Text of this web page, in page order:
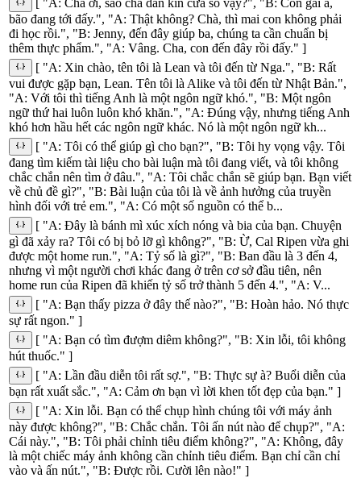
bão đang tới đấy.", "A: Thật không? Chà, thì mai con không phải
đi học rồi.", "B: Jenny, đến đây giúp ba, chúng ta cần chuẩn bị
thêm thực phẩm.", "A: Vâng. Cha, con đến đây rồi đấy." ]
[ "A: Xin chào, tên tôi là Lean và tôi đến từ Nga.", "B: Rất
vui được gặp bạn, Lean. Tên tôi là Alike và tôi đến từ Nhật Bản.",
"A: Với tôi thì tiếng Anh là một ngôn ngữ khó.", "B: Một ngôn
ngữ thứ hai luôn luôn khó khăn.", "A: Đúng vậy, nhưng tiếng Anh
khó hơn hầu hết các ngôn ngữ khác. Nó là một ngôn ngữ kh...
[ "A: Tôi có thể giúp gì cho bạn?", "B: Tôi hy vọng vậy. Tôi
đang tìm kiếm tài liệu cho bài luận mà tôi đang viết, và tôi không
chắc chắn nên tìm ở đâu.", "A: Tôi chắc chắn sẽ giúp bạn. Bạn viết
về chủ đề gì?", "B: Bài luận của tôi là về ảnh hưởng của truyền
hình đối với trẻ em.", "A: Có một số nguồn có thể b...
[ "A: Đây là bánh mì xúc xích nóng và bia của bạn. Chuyện
gì đã xảy ra? Tôi có bị bỏ lỡ gì không?", "B: Ừ, Cal Ripen vừa ghi
được một home run.", "A: Tỷ số là gì?", "B: Ban đầu là 3 đến 4,
nhưng vì một người chơi khác đang ở trên cơ sở đầu tiên, nên
home run của Ripen đã khiến tỷ số trở thành 5 đến 4.", "A: V...
[ "A: Bạn thấy pizza ở đây thế nào?", "B: Hoàn hảo. Nó thực
sự rất ngon." ]
[ "A: Bạn có tìm đượm diêm không?", "B: Xin lỗi, tôi không
hút thuốc." ]
[ "A: Lần đầu diễn tôi rất sợ.", "B: Thực sự à? Buổi diễn của
bạn rất xuất sắc.", "A: Cảm ơn bạn vì lời khen tốt đẹp của bạn." ]
[ "A: Xin lỗi. Bạn có thể chụp hình chúng tôi với máy ảnh
này được không?", "B: Chắc chắn. Tôi ấn nút nào để chụp?", "A:
Cái này.", "B: Tôi phải chỉnh tiêu điểm không?", "A: Không, đây
là một chiếc máy ảnh không cần chỉnh tiêu điểm. Bạn chỉ cần chỉ
vào và ấn nút.", "B: Được rồi. Cười lên nào!" ]